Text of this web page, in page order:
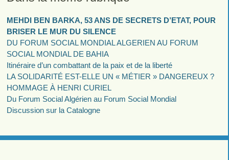
MEHDI BEN BARKA, 53 ANS DE SECRETS D’ETAT, POUR
BRISER LE MUR DU SILENCE
DU FORUM SOCIAL MONDIAL ALGERIEN AU FORUM
SOCIAL MONDIAL DE BAHIA
Itinéraire d’un combattant de la paix et de la liberté
LA SOLIDARITÉ EST-ELLE UN « MÉTIER » DANGEREUX ?
HOMMAGE À HENRI CURIEL
Du Forum Social Algérien au Forum Social Mondial
Discussion sur la Catalogne